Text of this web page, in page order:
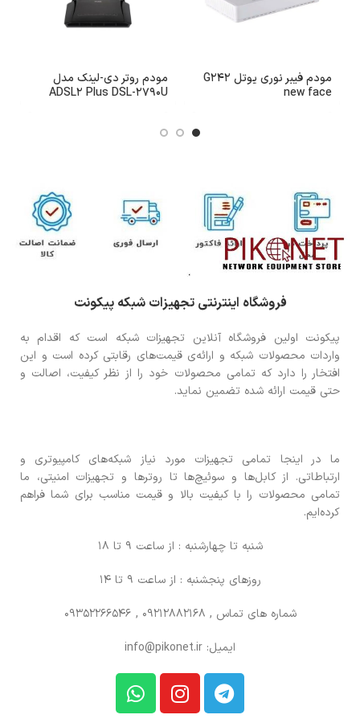
مودم فیبر نوری یوتل G242
new face
مودم روتر دی-لینک مدل
ADSL2 Plus DSL-2790U
فروشگاه اینترنتی تجهیزات شبکه پیکونت
پیکونت اولین فروشگاه آنلاین تجهیزات شبکه است که اقدام به
واردات محصولات شبکه و ارائه‌ی قیمت‌های رقابتی کرده است و این
افتخار را دارد که تمامی محصولات خود را از نظر کیفیت، اصالت و
حتی قیمت ارائه شده تضمین نماید.
ما در اینجا تمامی تجهیزات مورد نیاز شبکه‌های کامپیوتری و
ارتباطاتی. از کابل‌ها و سوئیچ‌ها تا روترها و تجهیزات امنیتی، ما
تمامی محصولات را با کیفیت بالا و قیمت مناسب برای شما فراهم
کرده‌ایم.
شنبه تا چهارشنبه : از ساعت 9 تا 18
روزهای پنجشنبه : از ساعت 9 تا 14
شماره های تماس , 09212882168 , 09352266546
ایمیل: info@pikonet.ir